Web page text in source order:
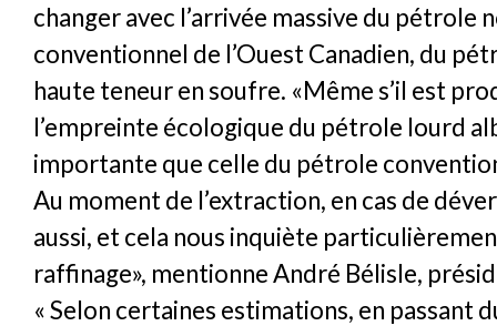
changer avec l’arrivée massive du pétrole
conventionnel de l’Ouest Canadien, du
haute teneur en soufre. «Même s’il est
l’empreinte écologique du pétrole lourd
importante que celle du pétrole
Au moment de l’extraction, en cas de
aussi, et cela nous inquiète
raffinage», mentionne André Bélisle,
« Selon certaines estimations, en passant